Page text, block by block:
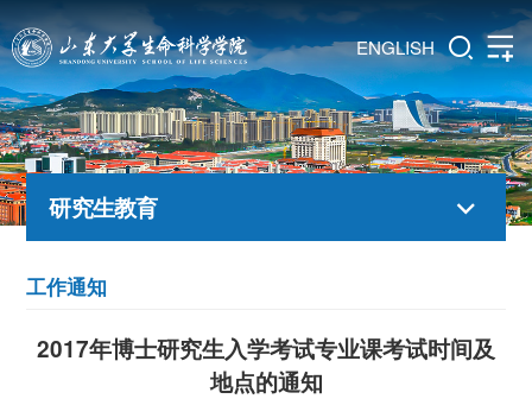
ENGLISH
研究生教育
工作通知
2017年博士研究生入学考试专业课考试时间及
地点的通知